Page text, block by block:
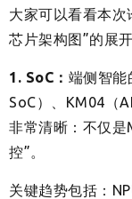
大家可以看看本
芯片架构图”的展开
1. SoC： 端侧智能
SoC）、KM04（
非常清晰：不仅是
控”。
关键趋势包括：